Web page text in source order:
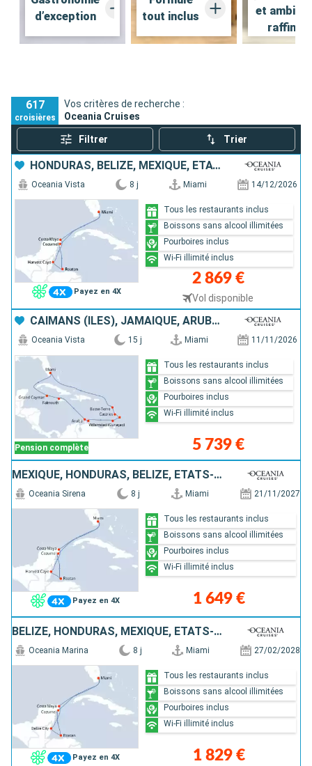
d’exception
tout inclus
et
raffinée
617
croisières
Vos critères de recherche :
Oceania Cruises
Filtrer Trier
HONDURAS, BELIZE, MEXIQUE, ÉTATS-UNIS
Payez en 4X
Oceania Vista 8 j Miami 14/12/2026
2 869 €
Vol disponible
Tous les restaurants inclus
Boissons sans alcool illimitées
Pourboires inclus
Wi-Fi illimité inclus
CAÏMANS (ÎLES), JAMAÏQUE, ARUBA, GRENADE, BARBADE, SAINTE-LUCIE, GUADELOUPE, ÉTATS-UNIS
Pension complète
Oceania Vista 15 j Miami 11/11/2026
5 739 €
Tous les restaurants inclus
Boissons sans alcool illimitées
Pourboires inclus
Wi-Fi illimité inclus
MEXIQUE, HONDURAS, BELIZE, ÉTATS-UNIS
Payez en 4X
Oceania Sirena 8 j Miami 21/11/2027
1 649 €
Tous les restaurants inclus
Boissons sans alcool illimitées
Pourboires inclus
Wi-Fi illimité inclus
BELIZE, HONDURAS, MEXIQUE, ÉTATS-UNIS
Payez en 4X
Oceania Marina 8 j Miami 27/02/2028
1 829 €
Tous les restaurants inclus
Boissons sans alcool illimitées
Pourboires inclus
Wi-Fi illimité inclus